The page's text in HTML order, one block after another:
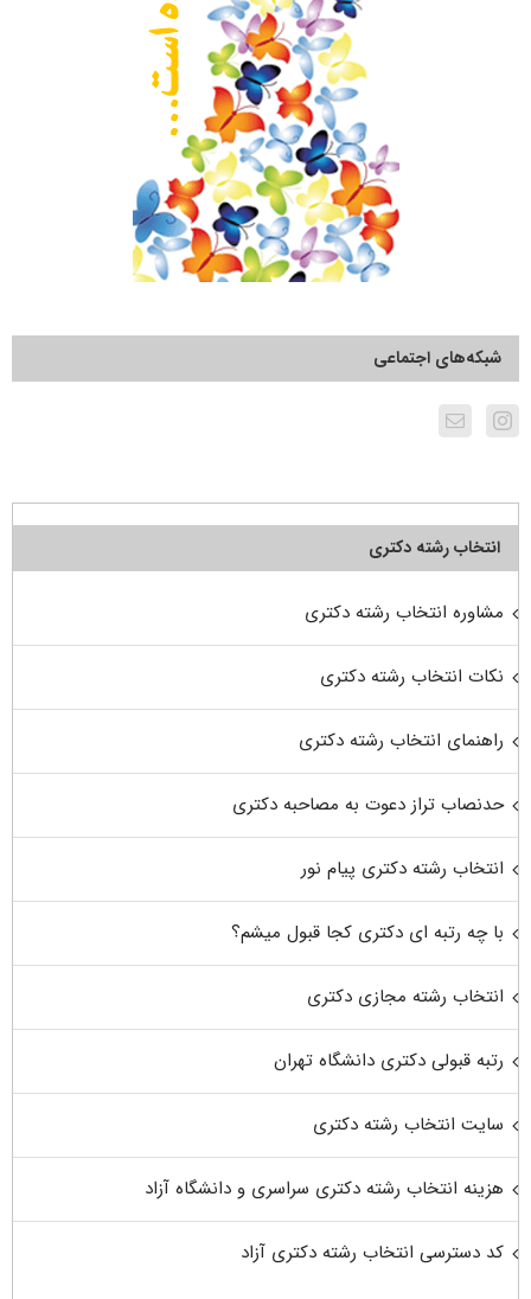
شبکه‌های اجتماعی
انتخاب رشته دکتری
مشاوره انتخاب رشته دکتری
نکات انتخاب رشته دکتری
راهنمای انتخاب رشته دکتری
حدنصاب تراز دعوت به مصاحبه دکتری
انتخاب رشته دکتری پیام نور
با چه رتبه ای دکتری کجا قبول میشم؟
انتخاب رشته مجازی دکتری
رتبه قبولی دکتری دانشگاه تهران
سایت انتخاب رشته دکتری
هزینه انتخاب رشته دکتری سراسری و دانشگاه آزاد
کد دسترسی انتخاب رشته دکتری آزاد